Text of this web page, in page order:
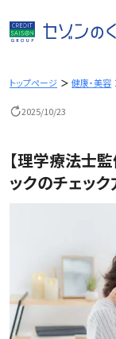
容
を
キトップページ 健康・美容
2025/10/23
【理学療法士
ックのチェッ